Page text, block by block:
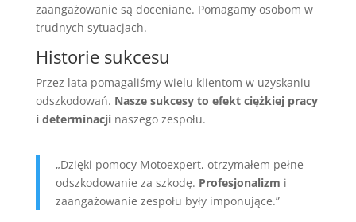
zaangażowanie są doceniane. Pomagamy osobom w
trudnych sytuacjach.
Historie sukcesu
Przez lata pomagaliśmy wielu klientom w uzyskaniu
odszkodowań. Nasze sukcesy to efekt ciężkiej pracy
i determinacjinaszego zespołu.
„Dzięki pomocy Motoexpert, otrzymałem pełne
odszkodowanie za szkodę. Profesjonalizm i
zaangażowanie zespołu były imponujące.”